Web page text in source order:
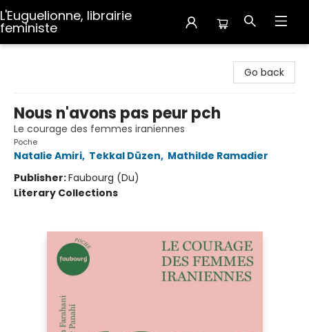
L'Euguelionne, librairie
feministe
Go back
Nous n'avons pas peur pch
Le courage des femmes iraniennes
Poche
Natalie Amiri, Tekkal Düzen, Mathilde Ramadier
Publisher:Faubourg (Du)
Literary Collections